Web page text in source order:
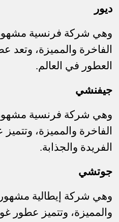
ديور
وهي شركة فرنسية
الفاخرة والمميزة، وتعد
العطور في العالم.
جيفنشي
وهي شركة فرنسية
الفاخرة والمميزة،
الفريدة والجذابة.
جوتشي
وهي شركة إيطالية
والمميزة، وتتميز عطور